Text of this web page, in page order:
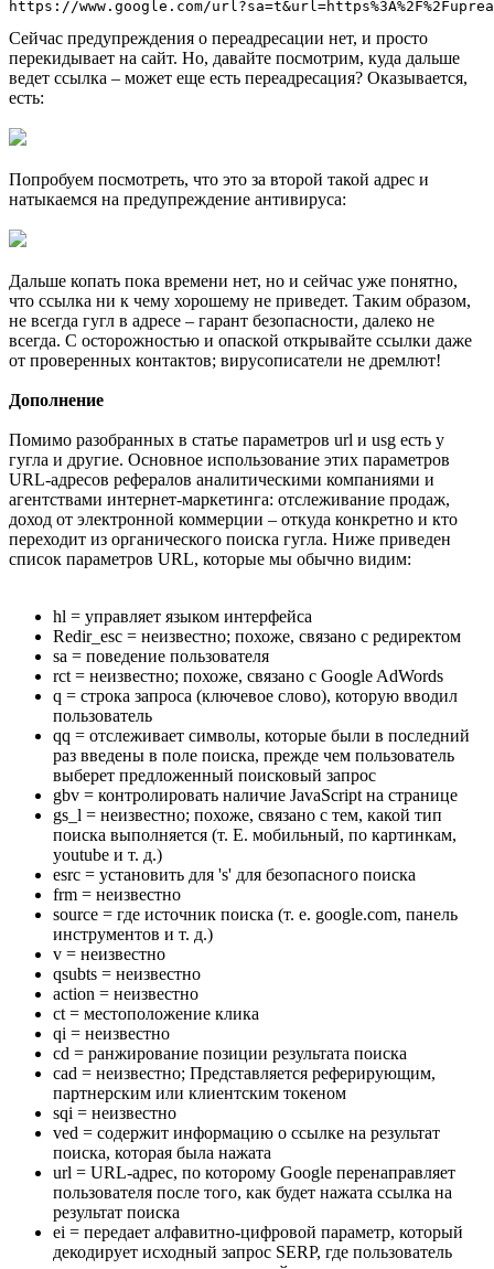
Сейчас предупреждения о переадресации нет, и просто
перекидывает на сайт. Но, давайте посмотрим, куда дальше
ведет ссылка – может еще есть переадресация? Оказывается,
есть:
Попробуем посмотреть, что это за второй такой адрес и
натыкаемся на предупреждение антивируса:
Дальше копать пока времени нет, но и сейчас уже понятно,
что ссылка ни к чему хорошему не приведет. Таким образом,
не всегда гугл в адресе – гарант безопасности, далеко не
всегда. С осторожностью и опаской открывайте ссылки даже
от проверенных контактов; вирусописатели не дремлют!
Дополнение
Помимо разобранных в статье параметров url и usg есть у
гугла и другие. Основное использование этих параметров
URL-адресов рефералов аналитическими компаниями и
агентствами интернет-маркетинга: отслеживание продаж,
доход от электронной коммерции – откуда конкретно и кто
переходит из органического поиска гугла. Ниже приведен
список параметров URL, которые мы обычно видим:
hl = управляет языком интерфейса
Redir_esc = неизвестно; похоже, связано с редиректом
sa = поведение пользователя
rct = неизвестно; похоже, связано с Google AdWords
q = строка запроса (ключевое слово), которую вводил
пользователь
qq = отслеживает символы, которые были в последний
раз введены в поле поиска, прежде чем пользователь
выберет предложенный поисковый запрос
gbv = контролировать наличие JavaScript на странице
gs_l = неизвестно; похоже, связано с тем, какой тип
поиска выполняется (т. Е. мобильный, по картинкам,
youtube и т. д.)
esrc = установить для 's' для безопасного поиска
frm = неизвестно
source = где источник поиска (т. е. google.com, панель
инструментов и т. д.)
v = неизвестно
qsubts = неизвестно
action = неизвестно
ct = местоположение клика
qi = неизвестно
cd = ранжирование позиции результата поиска
cad = неизвестно; Представляется реферирующим,
партнерским или клиентским токеном
sqi = неизвестно
ved = содержит информацию о ссылке на результат
поиска, которая была нажата
url = URL-адрес, по которому Google перенаправляет
пользователя после того, как будет нажата ссылка на
результат поиска
ei = передает алфавитно-цифровой параметр, который
декодирует исходный запрос SERP, где пользователь